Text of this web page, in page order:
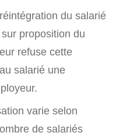
du salarié
proposition du
refuse cette
salarié une
varie selon
de salariés